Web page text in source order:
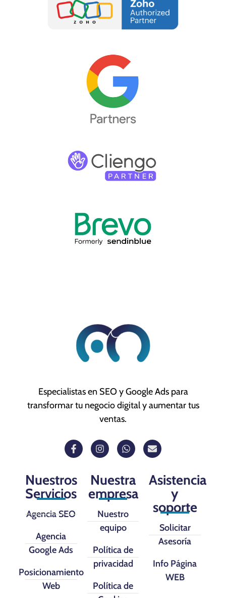
Especialistas en SEO y Google Ads para
transformar tu negocio digital y aumentar tus
ventas.
Nuestros
Servicios
Agencia SEO
Agencia
Google Ads
Posicionamiento
Web
Nuestra
empresa
Nuestro
equipo
Política de
privacidad
Política de
Asistencia
y
soporte
Solicitar
Asesoría
Info Página
WEB